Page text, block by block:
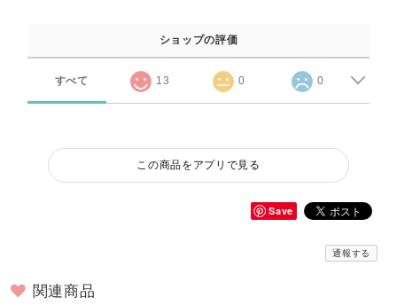
ショップの評価
すべて 13 0 0
この商品をアプリで見る
Save
通報する
関連商品